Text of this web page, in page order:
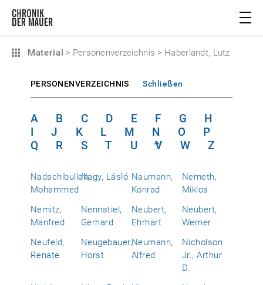
Material > Personenverzeichnis > Haberlandt, Lutz
PERSONENVERZEICHNIS Schließen
A B C D E F G
H
I
J K L M N O
P
Q
R S T U V W Z
Nadschibullah,
Mohammed
Nagy, Lásló Naumann,
Konrad
Nemeth,
Miklos
Nemitz,
Manfred
Nennstiel,
Gerhard
Neubert,
Ehrhart
Neubert,
Werner
Neufeld,
Renate
Neugebauer,
Horst
Neumann,
Alfred
Nicholson
Jr., Arthur
D.